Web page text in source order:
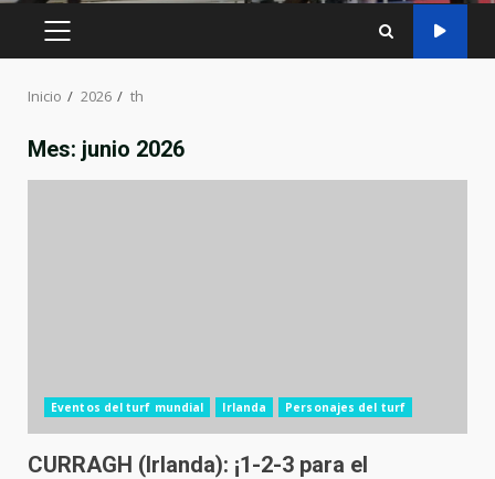
MENÚ
Inicio 2026 th
Mes: junio 2026
Eventos del turf mundial Irlanda Personajes del turf
CURRAGH (Irlanda): ¡1-2-3 para el